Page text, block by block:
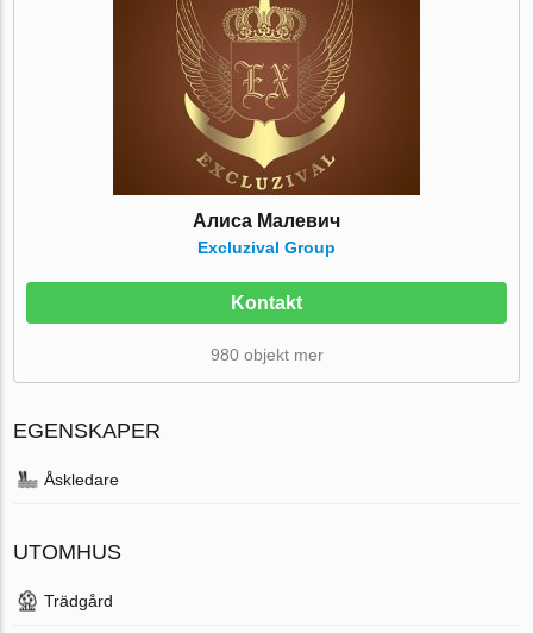
Алиса Малевич
Excluzival Group
Kontakt
980 objekt mer
EGENSKAPER
Åskledare
UTOMHUS
Trädgård